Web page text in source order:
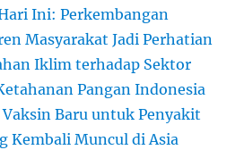
Ini: Perkembangan
Masyarakat Jadi Perhatian
Iklim terhadap Sektor
Pangan Indonesia
Baru untuk Penyakit
Kembali Muncul di Asia